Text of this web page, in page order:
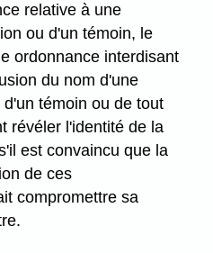
relative à une
ou d'un témoin, le
ordonnance interdisant
du nom d'une
témoin ou de tout
révéler l'identité de la
est convaincu que la
de ces
compromettre sa